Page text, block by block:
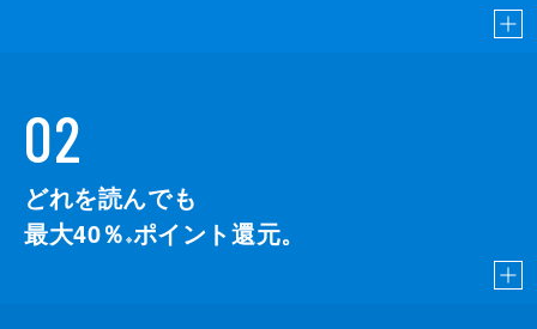
02
どれを読んでも
最大40％ ※ポイント還元。